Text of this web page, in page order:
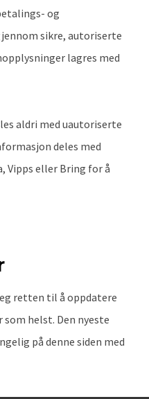
og
sikre, autoriserte
lagres med
aldri med uautoriserte
deles med
Vipps eller Bring for å
retten til å oppdatere
som helst. Den nyeste
på denne siden med